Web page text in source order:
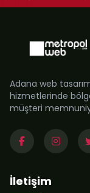
Adana web
hizmetlerinde
müşteri
İletişim